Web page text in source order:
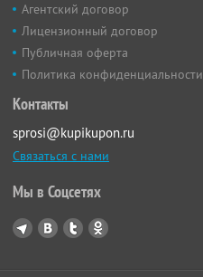
Агентский договор
Лицензионный договор
Публичная оферта
Политика конфиденциальности
Контакты
sprosi@kupikupon.ru
Связаться с нами
Мы в Соцсетях